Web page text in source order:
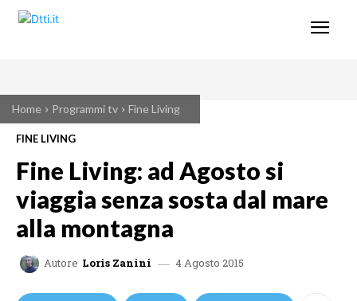
Home Programmi tv Fine Living
FINE LIVING
Fine Living: ad Agosto si
viaggia senza sosta dal mare
alla montagna
Autore Loris Zanini 4 Agosto 2015